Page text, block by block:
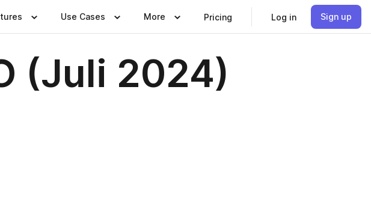
Use Cases More Pricing Log in Sign up
(Juli 2024)